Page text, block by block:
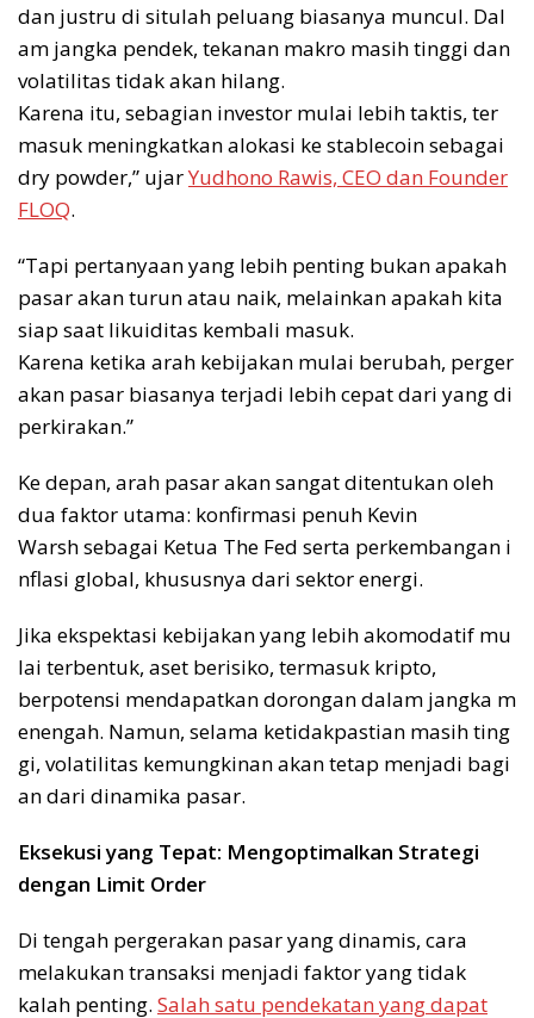
dan justru di situlah peluang biasanya muncul. Dal
am jangka pendek, tekanan makro masih tinggi dan
volatilitas tidak akan hilang.
Karena itu, sebagian investor mulai lebih taktis, ter
masuk meningkatkan alokasi ke stablecoin sebagai
dry powder,” ujarYudhono Rawis, CEO dan Founder
FLOQ.
“Tapi pertanyaan yang lebih penting bukan apakah
pasar akan turun atau naik, melainkan apakah kita
siap saat likuiditas kembali masuk.
Karena ketika arah kebijakan mulai berubah, perger
akan pasar biasanya terjadi lebih cepat dari yang di
perkirakan.”
Ke depan, arah pasar akan sangat ditentukan oleh
dua faktor utama: konfirmasi penuh Kevin
Warsh sebagai Ketua The Fed serta perkembangan i
nflasi global, khususnya dari sektor energi.
Jika ekspektasi kebijakan yang lebih akomodatif mu
lai terbentuk, aset berisiko, termasuk kripto,
berpotensi mendapatkan dorongan dalam jangka m
enengah. Namun, selama ketidakpastian masih ting
gi, volatilitas kemungkinan akan tetap menjadi bagi
an dari dinamika pasar.
Eksekusi yang Tepat: Mengoptimalkan Strategi
dengan Limit Order
Di tengah pergerakan pasar yang dinamis, cara
melakukan transaksi menjadi faktor yang tidak
kalah penting. Salah satu pendekatan yang dapat